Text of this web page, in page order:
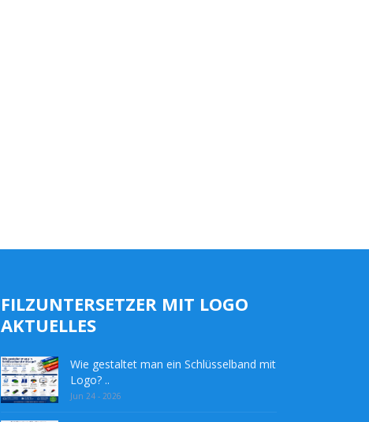
FILZUNTERSETZER MIT LOGO
AKTUELLES
Wie gestaltet man ein Schlüsselband mit
Logo? ..
Jun 24 - 2026